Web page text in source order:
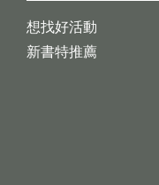
想找好活動
新書特推薦